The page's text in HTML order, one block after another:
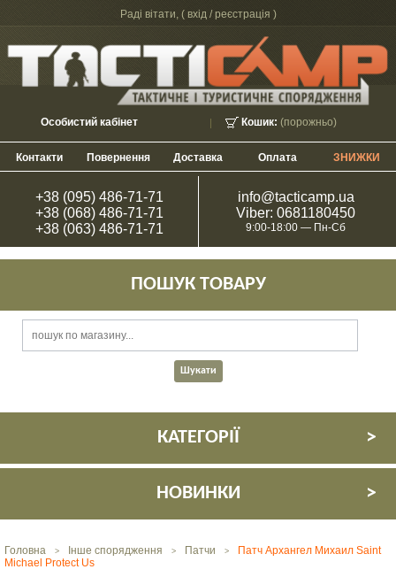
Раді вітати, ( вхід / реєстрація )
Кошик: (порожньо)
Особистий кабінет
Контакти Повернення Доставка Оплата ЗНИЖКИ
+38 (095) 486-71-71
+38 (068) 486-71-71
+38 (063) 486-71-71
info@tacticamp.ua
Viber: 0681180450
9:00-18:00 — Пн-Сб
ПОШУК ТОВАРУ
КАТЕГОРІЇ
НОВИНКИ
Головна > Інше спорядження > Патчи >
Патч Архангел Михаил Saint
Michael Protect Us